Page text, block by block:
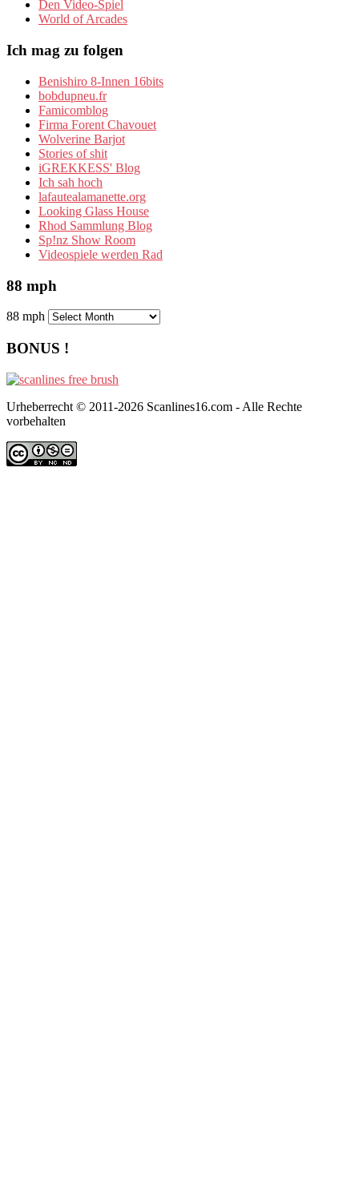
Den Video-Spiel
World of Arcades
Ich mag zu folgen
Benishiro 8-Innen 16bits
bobdupneu.fr
Famicomblog
Firma Forent Chavouet
Wolverine Barjot
Stories of shit
iGREKKESS' Blog
Ich sah hoch
lafautealamanette.org
Looking Glass House
Rhod Sammlung Blog
Sp!nz Show Room
Videospiele werden Rad
88 mph
88 mph
BONUS !
Urheberrecht © 2011-2026 Scanlines16.com - Alle Rechte
vorbehalten